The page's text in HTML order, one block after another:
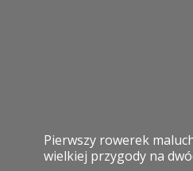
Pierwszy rowerek
wielkiej przygody na